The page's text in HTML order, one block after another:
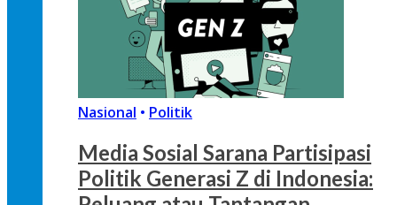
Nasional • Politik
Media Sosial Sarana Partisipasi
Politik Generasi Z di Indonesia: